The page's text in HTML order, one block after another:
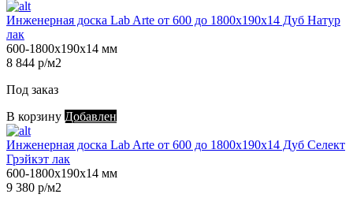
Инженерная доска Lab Arte от 600 до 1800х190х14 Дуб Натур
лак
600-1800х190х14 мм
8 844 р/м2
Под заказ
В корзину Добавлен
Инженерная доска Lab Arte от 600 до 1800х190х14 Дуб Селект
Грэйкэт лак
600-1800х190х14 мм
9 380 р/м2